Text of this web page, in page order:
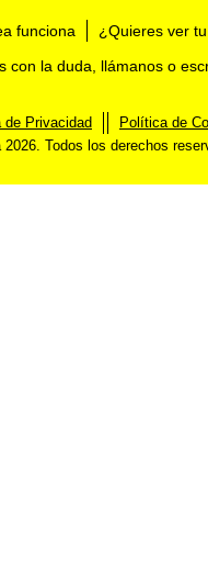
funciona ¿Quieres ver
con la duda, llámanos o
de Privacidad
Política de
Todos los derechos